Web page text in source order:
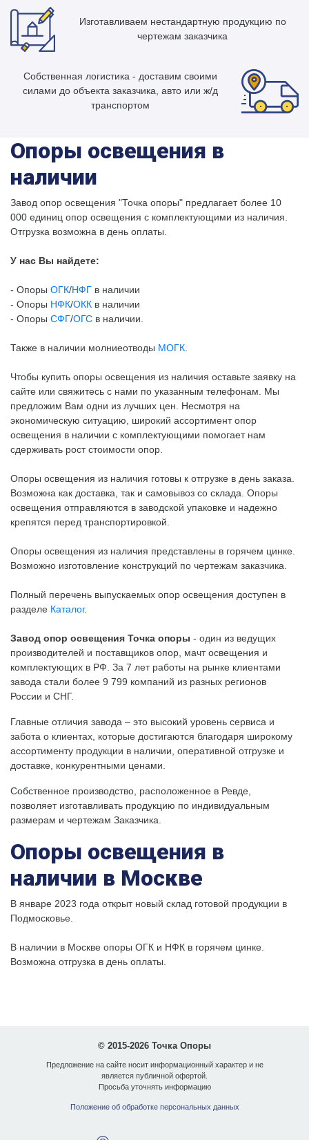
Изготавливаем нестандартную продукцию по
чертежам заказчика
Собственная логистика - доставим своими
силами до объекта заказчика, авто или ж/д
транспортом
Опоры освещения в
наличии
Завод опор освещения "Точка опоры" предлагает более 10
000 единиц опор освещения с комплектующими из наличия.
Отгрузка возможна в день оплаты.
У нас Вы найдете:
- Опоры ОГК/НФГ в наличии
- Опоры НФК/ОКК в наличии
- Опоры СФГ/ОГС в наличии.
Также в наличии молниеотводы МОГК
Чтобы купить опоры освещения из наличия оставьте заявку на
сайте или свяжитесь с нами по указанным телефонам. Мы
предложим Вам одни из лучших цен. Несмотря на
экономическую ситуацию, широкий ассортимент опор
освещения в наличии с комплектующими помогает нам
сдерживать рост стоимости опор.
Опоры освещения из наличия готовы к отгрузке в день заказа.
Возможна как доставка, так и самовывоз со склада. Опоры
освещения отправляются в заводской упаковке и надежно
крепятся перед транспортировкой.
Опоры освещения из наличия представлены в горячем цинке.
Возможно изготовление конструкций по чертежам заказчика.
Полный перечень выпускаемых опор освещения доступен в
разделе Каталог.
Завод опор освещения Точка опоры - один из ведущих
производителей и поставщиков опор, мачт освещения и
комплектующих в РФ. За 7 лет работы на рынке клиентами
завода стали более 9 799 компаний из разных регионов
России и СНГ.
Главные отличия завода – это высокий уровень сервиса и
забота о клиентах, которые достигаются благодаря широкому
ассортименту продукции в наличии, оперативной отгрузке и
доставке, конкурентными ценами.
Собственное производство, расположенное в Ревде,
позволяет изготавливать продукцию по индивидуальным
размерам и чертежам Заказчика.
Опоры освещения в
наличии в Москве
В январе 2023 года открыт новый склад готовой продукции в
Подмосковье.
В наличии в Москве опоры ОГК и НФК в горячем цинке.
Возможна отгрузка в день оплаты.
© 2015-2026 Точка Опоры
Предложение на сайте носит информационный характер и не
является публичной офертой.
Просьба уточнять информацию
Положение об обработке персональных данных